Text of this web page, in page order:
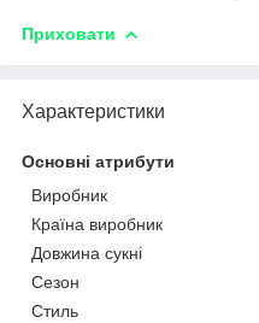
Приховати
Характеристики
Основні атрибути
Виробник
Країна виробник
Довжина сукні
Сезон
Стиль